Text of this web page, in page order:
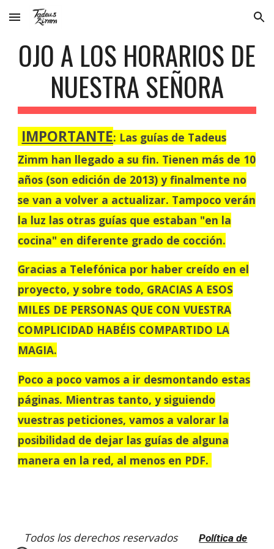
Skip to main content Skip to navigation
OJO A LOS HORARIOS DE
NUESTRA SEÑORA
IMPORTANTE: Las guías de Tadeus
Zimm han llegado a su fin. Tienen más de 10
años (son edición de 2013) y finalmente no
se van a volver a actualizar. Tampoco verán
la luz las otras guías que estaban "en la
cocina" en diferente grado de cocción.
Gracias a Telefónica por haber creído en el
proyecto, y sobre todo, GRACIAS A ESOS
MILES DE PERSONAS QUE CON VUESTRA
COMPLICIDAD HABÉIS COMPARTIDO LA
MAGIA.
Poco a poco vamos a ir desmontando estas
páginas. Mientras tanto, y siguiendo
vuestras peticiones, vamos a valorar la
posibilidad de dejar las guías de alguna
manera en la red, al menos en PDF.
Todos los derechos reservadosPolítica de